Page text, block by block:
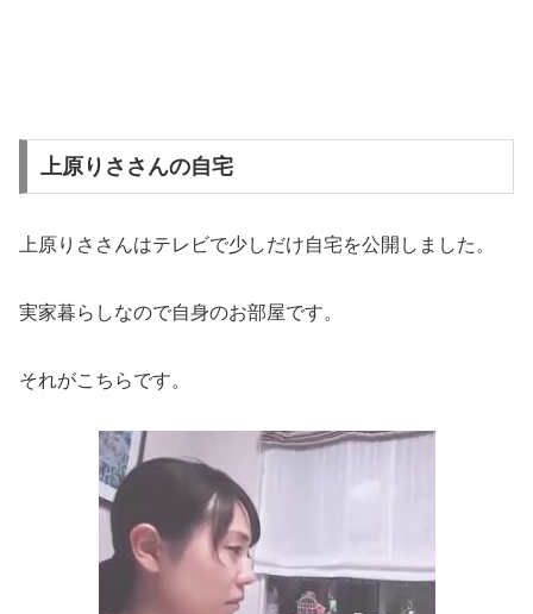
上原りささんの自宅
上原りささんはテレビで少しだけ自宅を公開しました。
実家暮らしなので自身のお部屋です。
それがこちらです。